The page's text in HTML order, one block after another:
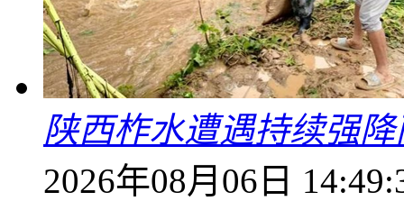
陕西柞水遭遇持续强
2026年08月06日